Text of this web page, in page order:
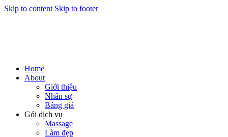
Skip to content Skip to footer
Home
About
Giới thiệu
Nhân sự
Bảng giá
Gói dịch vụ
Massage
Làm đẹp